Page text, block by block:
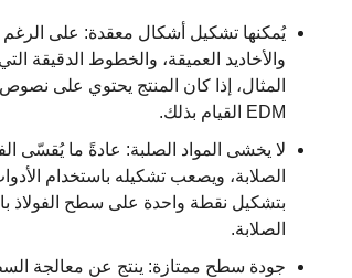
يُمكنها تشكيل أشكال معقدة: على الرغم
والأخاديد العميقة، والخطوط الدقيقة
EDM القيام بذلك.
لا يخشى المواد الصلبة: عادةً ما يُقسّى
الصلابة، ويصعب تشكيله باستخدام
بتشكيل نقطة واحدة على سطح الفولاذ
الصلابة.